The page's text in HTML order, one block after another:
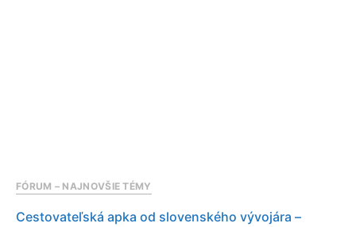
FÓRUM – NAJNOVŠIE TÉMY
Cestovateľská apka od slovenského vývojára –